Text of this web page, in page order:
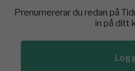
Prenumererar du redan på
in på ditt